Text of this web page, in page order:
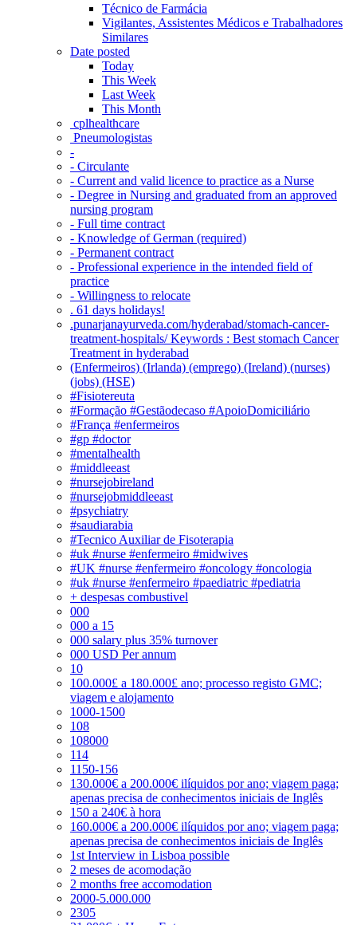
Técnico de Farmácia
Vigilantes, Assistentes Médicos e Trabalhadores
Similares
Date posted
Today
This Week
Last Week
This Month
‎ cplhealthcare‬
Pneumologistas
-
- Circulante
- Current and valid licence to practice as a Nurse
- Degree in Nursing and graduated from an approved
nursing program
- Full time contract
- Knowledge of German (required)
- Permanent contract
- Professional experience in the intended field of
practice
- Willingness to relocate
. 61 days holidays!
.punarjanayurveda.com/hyderabad/stomach-cancer-
treatment-hospitals/ Keywords : Best stomach Cancer
Treatment in hyderabad
(Enfermeiros) (Irlanda) (emprego) (Ireland) (nurses)
(jobs) (HSE)
#Fisiotereuta
#Formação #Gestãodecaso #ApoioDomiciliário
#França #enfermeiros
#gp #doctor
#mentalhealth
#middleeast
#nursejobireland
#nursejobmiddleeast
#psychiatry
#saudiarabia
#Tecnico Auxiliar de Fisoterapia
#uk #nurse #enfermeiro #midwives
#UK #nurse #enfermeiro #oncology #oncologia
#uk #nurse #enfermeiro #paediatric #pediatria
+ despesas combustivel
000
000 a 15
000 salary plus 35% turnover
000 USD Per annum
10
100.000£ a 180.000£ ano; processo registo GMC;
viagem e alojamento
1000-1500
108
108000
114
1150-156
130.000€ a 200.000€ ilíquidos por ano; viagem paga;
apenas precisa de conhecimentos iniciais de Inglês
150 a 240€ à hora
160.000€ a 200.000€ ilíquidos por ano; viagem paga;
apenas precisa de conhecimentos iniciais de Inglês
1st Interview in Lisboa possible
2 meses de acomodação
2 months free accomodation
2000-5.000.000
2305